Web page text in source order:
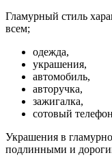
Гламурный стиль
всем;
одежда,
украшения,
автомобиль,
авторучка,
зажигалка,
сотовый
Украшения в
подлинными и